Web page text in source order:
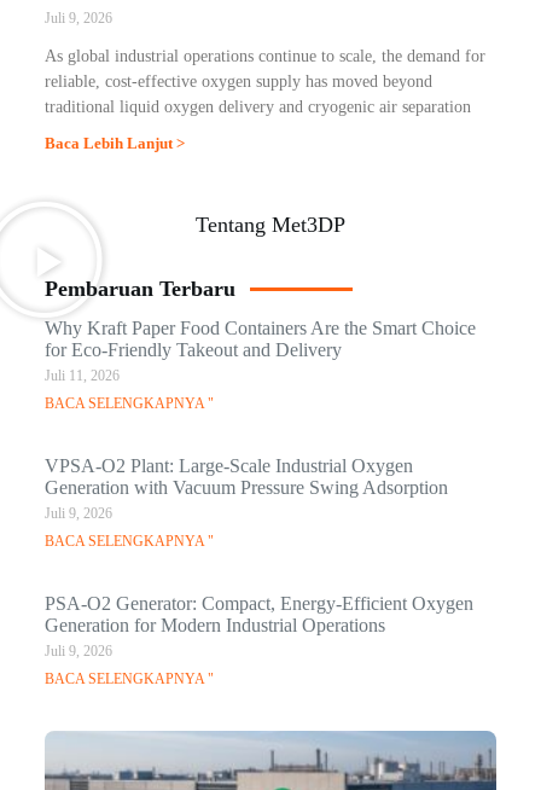
Juli 9, 2026
As global industrial operations continue to scale, the demand for
reliable, cost-effective oxygen supply has moved beyond
traditional liquid oxygen delivery and cryogenic air separation
Baca Lebih Lanjut >
Tentang Met3DP
Pembaruan Terbaru
Why Kraft Paper Food Containers Are the Smart Choice
for Eco-Friendly Takeout and Delivery
Juli 11, 2026
BACA SELENGKAPNYA "
VPSA-O2 Plant: Large-Scale Industrial Oxygen
Generation with Vacuum Pressure Swing Adsorption
Juli 9, 2026
BACA SELENGKAPNYA "
PSA-O2 Generator: Compact, Energy-Efficient Oxygen
Generation for Modern Industrial Operations
Juli 9, 2026
BACA SELENGKAPNYA "